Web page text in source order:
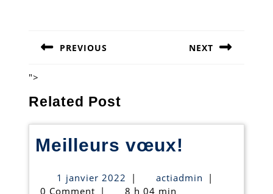
de
l’article
PREVIOUS
post:
NEXT
">
Related Post
Meilleurs vœux!
1 janvier 2022
janvier
| actiadmin actiadmin
|
0 Comment | 8 h 04 min